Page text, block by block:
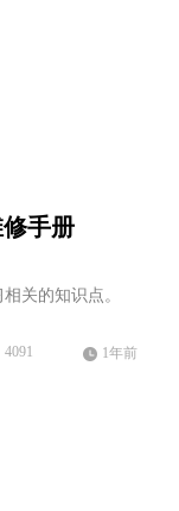
手册
关的知识点。
4091 1年前